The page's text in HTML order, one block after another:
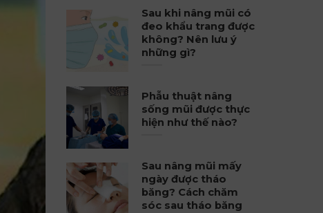
Sau khi nâng mũi có
đeo khẩu trang được
không? Nên lưu ý
những gì?
Phẫu thuật nâng
sống mũi được thực
hiện như thế nào?
Sau nâng mũi mấy
ngày được tháo
băng? Cách chăm
sóc sau tháo băng